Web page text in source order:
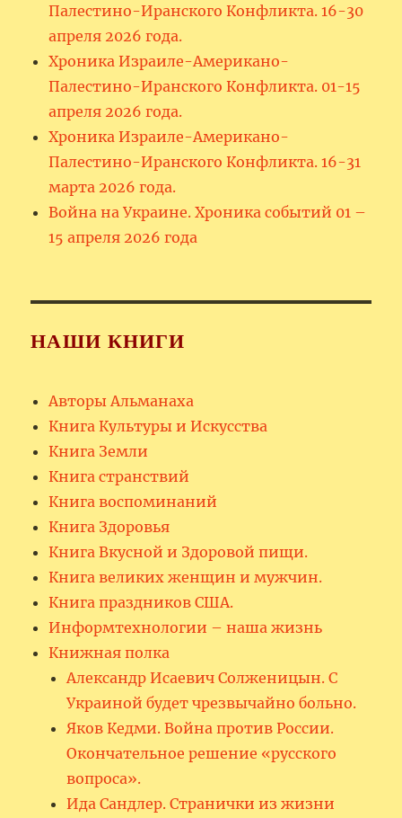
Палестино-Иранского Конфликта. 16-30
апреля 2026 года.
Хроника Израиле-Американо-
Палестино-Иранского Конфликта. 01-15
апреля 2026 года.
Хроника Израиле-Американо-
Палестино-Иранского Конфликта. 16-31
марта 2026 года.
Война на Украине. Хроника событий 01 –
15 апреля 2026 года
НАШИ КНИГИ
Авторы Альманаха
Книга Культуры и Искусства
Книга Земли
Книга странствий
Книга воспоминаний
Книга Здоровья
Книга Вкусной и Здоровой пищи.
Книга великих женщин и мужчин.
Книга праздников США.
Информтехнологии – наша жизнь
Книжная полка
Александр Исаевич Солженицын. С
Украиной будет чрезвычайно больно.
Яков Кедми. Война против России.
Окончательное решение «русского
вопроса».
Ида Сандлер. Странички из жизни